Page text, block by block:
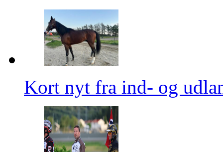
Kort nyt fra ind- og